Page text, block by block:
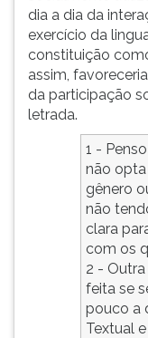
dia a dia da
exercício da
constituição
assim,
da participação
letrada.
1 -
não
gênero
não
clara
com os
2 -
feita se
pouco a
Textual